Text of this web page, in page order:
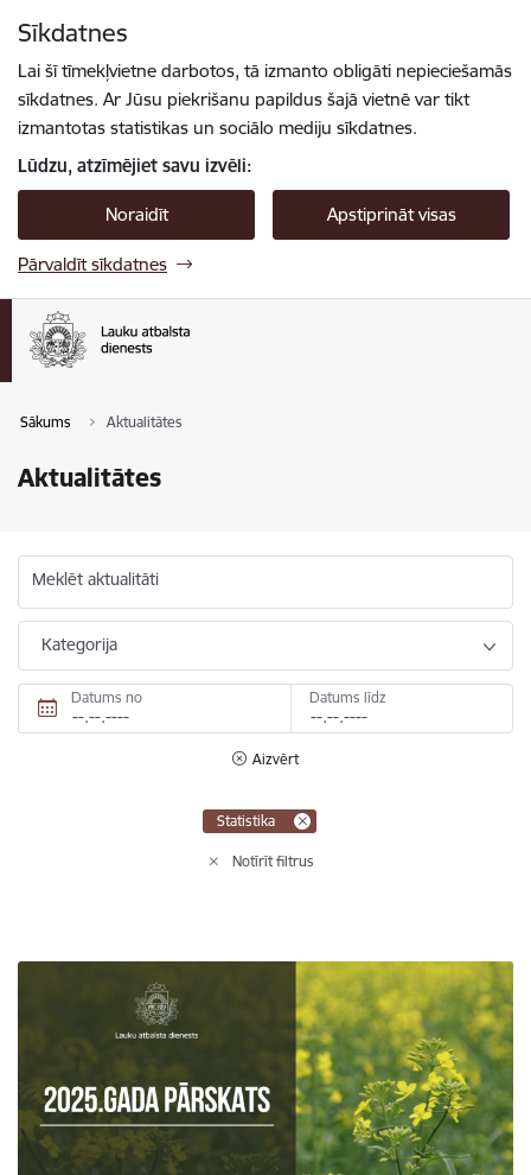
Sīkdatnes
Lai šī tīmekļvietne darbotos, tā izmanto obligāti nepieciešamās
sīkdatnes. Ar Jūsu piekrišanu papildus šajā vietnē var tikt
izmantotas statistikas un sociālo mediju sīkdatnes.
Lūdzu, atzīmējiet savu izvēli:
Noraidīt Apstiprināt visas
Pārvaldīt sīkdatnes
Sākums Aktualitātes
Aktualitātes
Meklēt aktualitāti
Kategorija
Datums no Datums līdz
Aizvērt
Statistika
Notīrīt filtrus